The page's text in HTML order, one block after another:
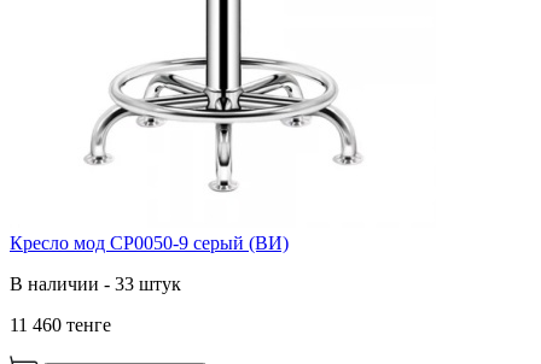
Кресло мод CP0050-9 серый (ВИ)
В наличии - 33 штук
11 460 тенге